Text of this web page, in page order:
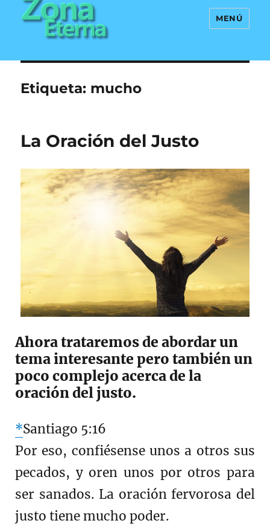
Zona Eterna
MENÚ
Etiqueta: mucho
La Oración del Justo
Ahora trataremos de abordar un
tema interesante pero también un
poco complejo acerca de la
oración del justo.
*Santiago 5:16
Por eso, confiésense unos a otros sus
pecados, y oren unos por otros para
ser sanados. La oración fervorosa del
justo tiene mucho poder.